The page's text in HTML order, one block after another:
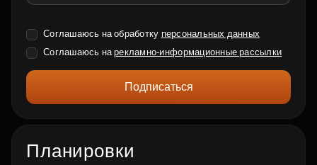
Соглашаюсь на обработку персональных данных
Соглашаюсь нарекламно-информационные рассылки
Подписаться
Планировки